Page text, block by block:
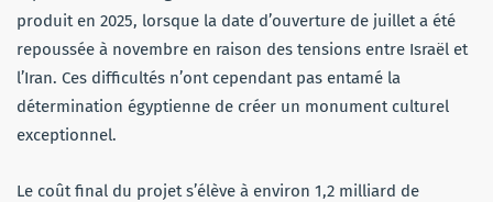
produit en 2025, lorsque la date d’ouverture de juillet a été
repoussée à novembre en raison des tensions entre Israël et
l’Iran. Ces difficultés n’ont cependant pas entamé la
détermination égyptienne de créer un monument culturel
exceptionnel.
Le coût final du projet s’élève à environ 1,2 milliard de